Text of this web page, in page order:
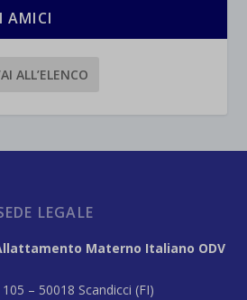
AMICI
ALL’ELENCO
LEGALE
Materno Italiano ODV
– 50018 Scandicci (FI)